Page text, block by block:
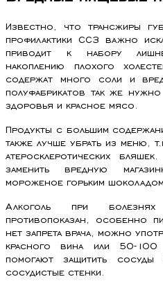
Известно, что трансжиры
профилактики ССЗ важно
приводит к набору
накоплению плохого
содержат много соли и
полуфабрикатов так же
здоровья и красное мясо.
Продукты с большим
также лучше убрать из меню,
атеросклеротических
заменить вредную
мороженое горьким шоколадом.
Алкоголь при
противопоказан, особенно
нет запрета врача, можно
красного вина или 50-100
помогают защитить
сосудистые стенки.